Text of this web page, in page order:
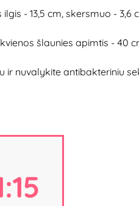
- 13,5 cm, skersmuo - 3,6
šlaunies apimtis - 40
nuvalykite antibakteriniu